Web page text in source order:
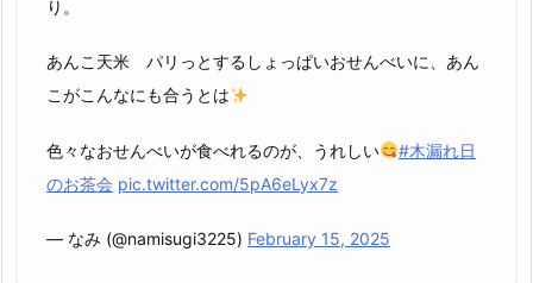
り。
あんこ天米 パリっとするしょっぱいおせんべいに、あん
こがこんなにも合うとは
色々なおせんべいが食べれるのが、うれしい
#木漏れ日
のお茶会 pic.twitter.com/5pA6eLyx7z
— なみ (@namisugi3225) February 15, 2025